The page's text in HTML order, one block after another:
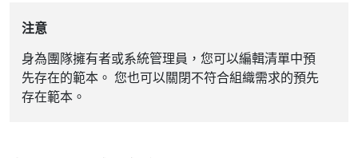
注意
身為團隊擁有者或系統管理員，您可以編輯清單中預
先存在的範本。 您也可以關閉不符合組織需求的預先
存在範本。